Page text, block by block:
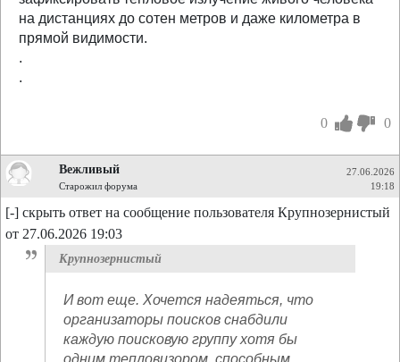
на дистанциях до сотен метров и даже километра в
прямой видимости.
.
.
0 0
Вежливый
Старожил форума
27.06.2026
19:18
[-] скрыть ответ на сообщение пользователя Крупнозернистый
от 27.06.2026 19:03
Крупнозернистый
И вот еще. Хочется надеяться, что
организаторы поисков снабдили
каждую поисковую группу хотя бы
одним тепловизором, способным